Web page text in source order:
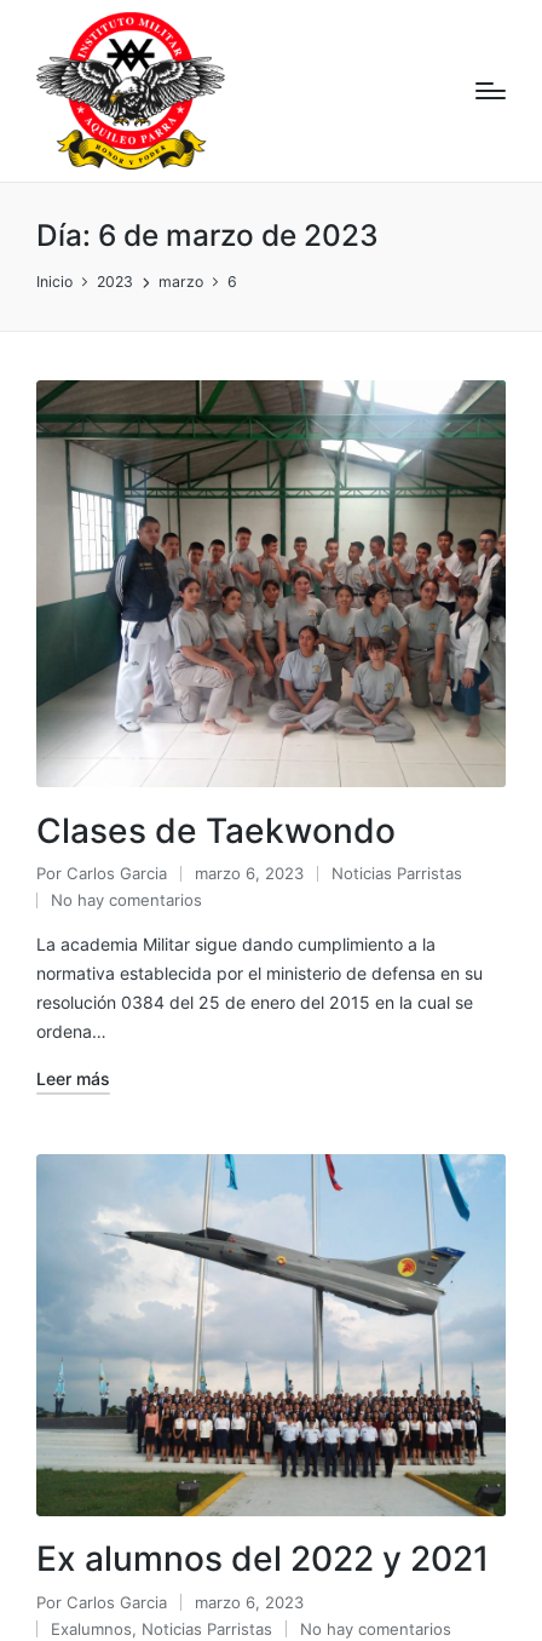
Día: 6 de marzo de 2023
Inicio 2023 marzo 6
Clases de Taekwondo
Por Carlos Garcia marzo 6, 2023
Noticias Parristas
No hay comentarios
La academia Militar sigue dando cumplimiento a la
normativa establecida por el ministerio de defensa en su
resolución 0384 del 25 de enero del 2015 en la cual se
ordena…
Leer más
Ex alumnos del 2022 y 2021
Por Carlos Garcia
marzo 6, 2023
Exalumnos, Noticias Parristas No hay comentarios